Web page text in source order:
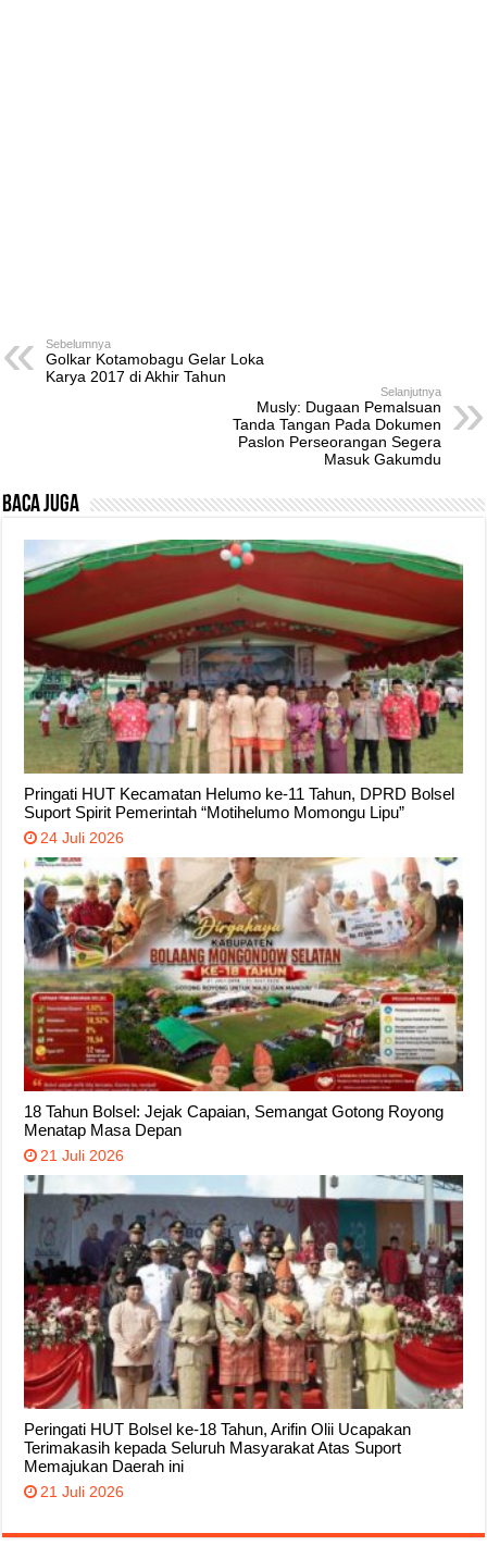
Sebelumnya
Golkar Kotamobagu Gelar Loka
Karya 2017 di Akhir Tahun
Selanjutnya
Musly: Dugaan Pemalsuan
Tanda Tangan Pada Dokumen
Paslon Perseorangan Segera
Masuk Gakumdu
Baca Juga
Pringati HUT Kecamatan Helumo ke-11 Tahun, DPRD Bolsel
Suport Spirit Pemerintah “Motihelumo Momongu Lipu”
24 Juli 2026
18 Tahun Bolsel: Jejak Capaian, Semangat Gotong Royong
Menatap Masa Depan
21 Juli 2026
Peringati HUT Bolsel ke-18 Tahun, Arifin Olii Ucapakan
Terimakasih kepada Seluruh Masyarakat Atas Suport
Memajukan Daerah ini
21 Juli 2026